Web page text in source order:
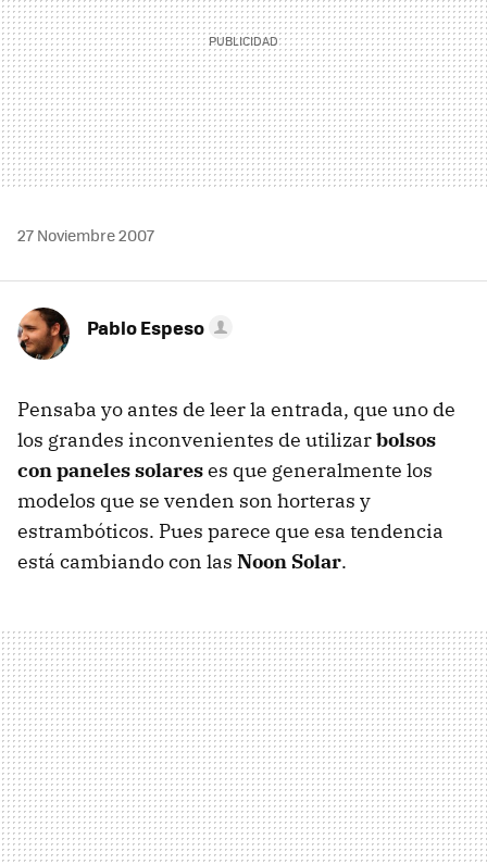
27 Noviembre 2007
Pablo Espeso
Pensaba yo antes de leer la entrada, que uno de
los grandes inconvenientes de utilizarbolsos
con paneles solareses que generalmente los
modelos que se venden son horteras y
estrambóticos. Pues parece que esa tendencia
está cambiando con las Noon Solar.